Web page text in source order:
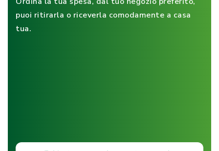
puoi ritirarla o riceverla comodamente a casa
tua.